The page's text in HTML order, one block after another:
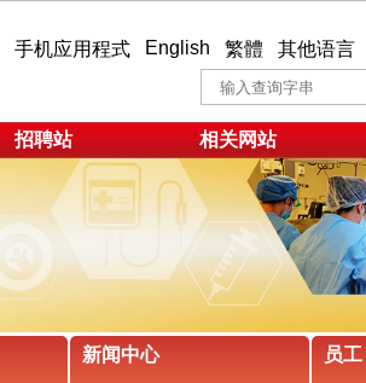
手机应用程式 English 繁體 其他语言
招聘站 相关网站
新闻中心 员